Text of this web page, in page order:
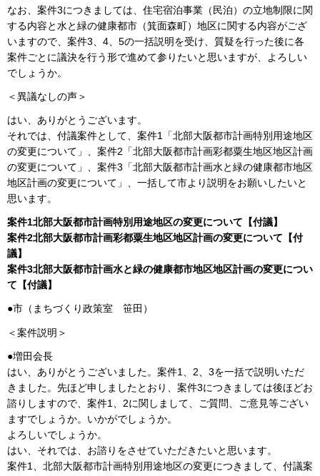
なお、案件3につきましては、住宅宿泊事業（民泊）の立地制限に関
する内容と水と緑の健康都市（箕面森町）地区に関する内容がござ
いますので、案件3、4、5の一括説明を受け、質疑を行った後に各
案件ごとに議決を行う形で進めて参りたいと思いますが、よろしい
でしょうか。
＜異議なしの声＞
はい、ありがとうございます。
それでは、付議案件として、案件1「北部大阪都市計画特別用途地区
の変更について」、案件2「北部大阪都市計画彩都粟生地区地区計画
の変更について」、案件3「北部大阪都市計画水と緑の健康都市地区
地区計画の変更について」、一括して市より説明をお願いしたいと
思います。
案件1北部大阪都市計画特別用途地区の変更について【付議】
案件2北部大阪都市計画彩都粟生地区地区計画の変更について【付
議】
案件3北部大阪都市計画水と緑の健康都市地区地区計画の変更につい
て【付議】
●市（まちづくり政策室 笹田）
＜案件説明＞
●増田会長
はい、ありがとうございました。案件1、2、3を一括で説明いただ
きました。先ほど申しましたとおり、案件3につきましては後ほどお
諮りしますので、案件1、2に関しまして、ご質問、ご意見等ござい
ますでしょうか。いかがでしょうか。
よろしいでしょうか。
はい、それでは、お諮りをさせていただきたいと思います。
案件1、北部大阪都市計画特別用途地区の変更につきまして、付議案